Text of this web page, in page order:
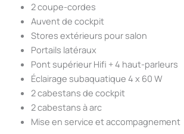
2 coupe-cordes
Auvent de cockpit
Stores extérieurs pour salon
Portails latéraux
Pont supérieur Hifi + 4 haut-parleurs
Éclairage subaquatique 4 x 60 W
2 cabestans de cockpit
2 cabestans à arc
Mise en service et accompagnement